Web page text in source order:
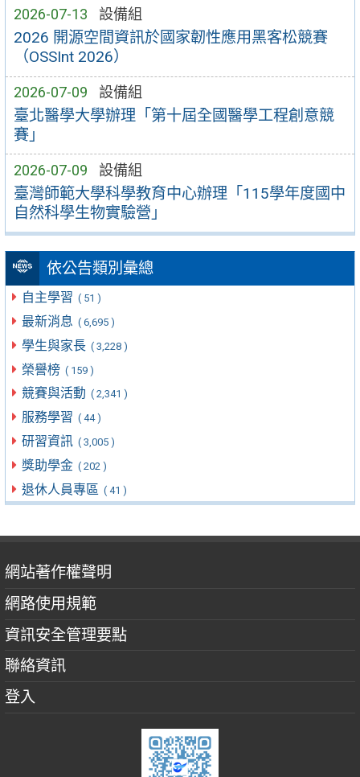
2026-07-13 設備組
2026 開源空間資訊於國家韌性應用黑客松競賽
（OSSInt 2026）
2026-07-09 設備組
臺北醫學大學辦理「第十屆全國醫學工程創意競
賽」
2026-07-09 設備組
臺灣師範大學科學教育中心辦理「115學年度國中
自然科學生物實驗營」
依公告類別彙總
自主學習 ( 51 )
最新消息 ( 6,695 )
學生與家長 ( 3,228 )
榮譽榜 ( 159 )
競賽與活動 ( 2,341 )
服務學習 ( 44 )
研習資訊 ( 3,005 )
獎助學金 ( 202 )
退休人員專區 ( 41 )
網站著作權聲明
網路使用規範
資訊安全管理要點
聯絡資訊
登入